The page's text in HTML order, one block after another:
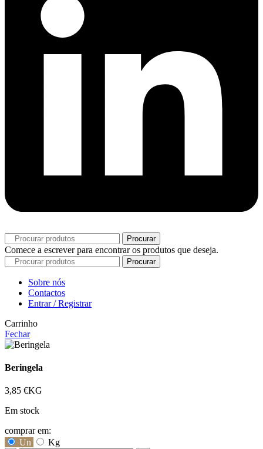
Procurar
Comece a escrever para encontrar os produtos que deseja.
Procurar
Sobre nós
Contactos
Entrar / Registrar
Carrinho
Fechar
Beringela
3,85 €KG
Em stock
comprar em:
Un
Kg